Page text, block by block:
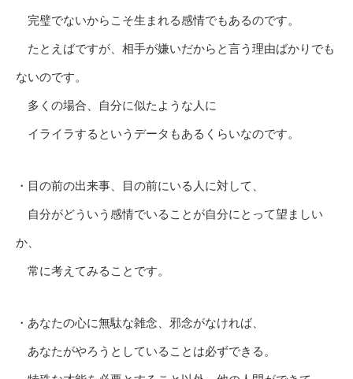
完璧でないからこそ生まれる感情でもあるのです。
たとえばですが、相手が嫌いだからと言う理由ばかりでも
ないのです。
多くの場合、自分に似たような人に
イライラするというデータもあるくらいなのです。
・目の前の出来事、目の前にいる人に対して、
自分がどういう感情でいることが自分にとって望ましい
か、
常に考えてみることです。
・あなたの心に無駄な雑念、邪念がなければ、
あなたがやろうとしていることは必ずできる。